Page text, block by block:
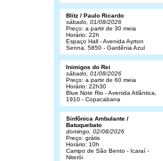
Blitz / Paulo Ricardo
sábado, 01/08/2026
Preço: a partir de 30 meia
Horário: 22h
Espaço Hall - Avenida Ayrton
Senna, 5850 - Gardênia Azul
Inimigos do Rei
sábado, 01/08/2026
Preço: a partir de 60 meia
Horário: 22h30
Blue Note Rio - Avenida Atlântica,
1910 - Copacabana
Sinfônica Ambulante /
Batuquebato
domingo, 02/08/2026
Preço: grátis
Horário: 10h
Campo de São Bento - Icaraí -
Niterói